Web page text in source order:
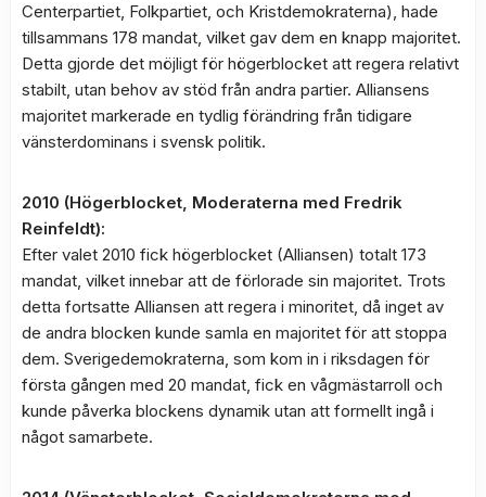
Centerpartiet, Folkpartiet, och Kristdemokraterna), hade
tillsammans 178 mandat, vilket gav dem en knapp majoritet.
Detta gjorde det möjligt för högerblocket att regera relativt
stabilt, utan behov av stöd från andra partier. Alliansens
majoritet markerade en tydlig förändring från tidigare
vänsterdominans i svensk politik.
2010 (Högerblocket, Moderaterna med Fredrik
Reinfeldt):
Efter valet 2010 fick högerblocket (Alliansen) totalt 173
mandat, vilket innebar att de förlorade sin majoritet. Trots
detta fortsatte Alliansen att regera i minoritet, då inget av
de andra blocken kunde samla en majoritet för att stoppa
dem. Sverigedemokraterna, som kom in i riksdagen för
första gången med 20 mandat, fick en vågmästarroll och
kunde påverka blockens dynamik utan att formellt ingå i
något samarbete.